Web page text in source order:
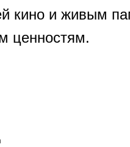
кино и живым
ценностям.